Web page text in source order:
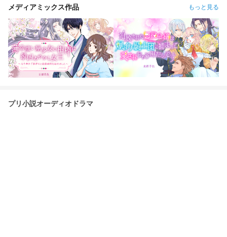
メディアミックス作品 もっと見る
プリ小説オーディオドラマ